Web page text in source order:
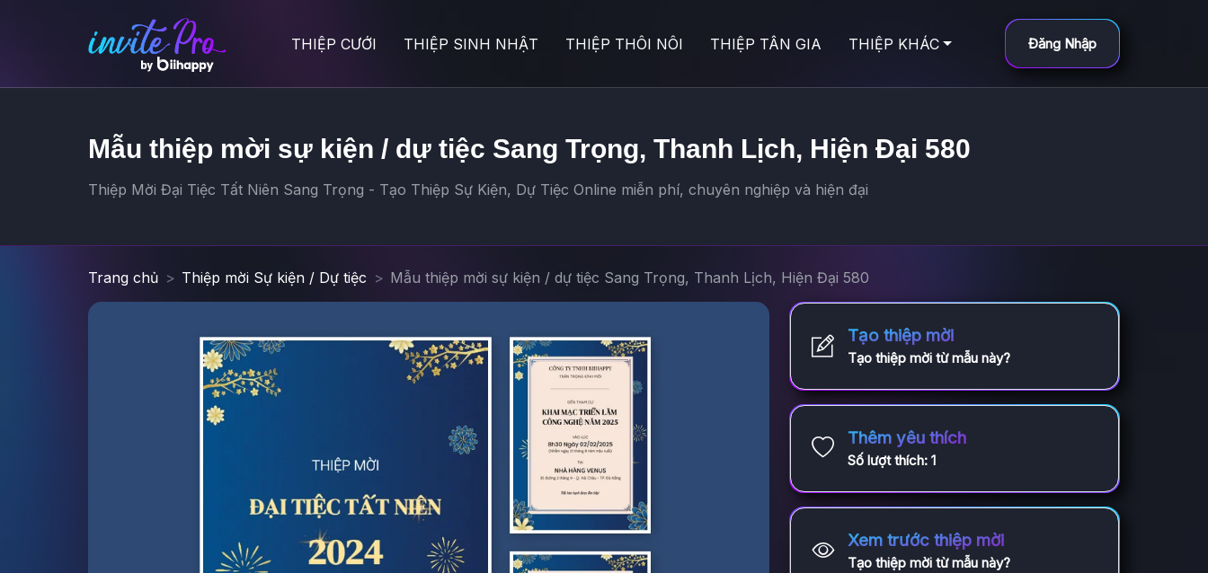
THIỆP CƯỚI THIỆP SINH NHẬT THIỆP THÔI NÔI THIỆP TÂN GIA THIỆP KHÁC Đăng Nhập
Mẫu thiệp mời sự kiện / dự tiệc Sang Trọng, Thanh Lịch, Hiện Đại 580
Thiệp Mời Đại Tiệc Tất Niên Sang Trọng - Tạo Thiệp Sự Kiện, Dự Tiệc Online miễn phí, chuyên nghiệp và hiện đại
Trang chủ Thiệp mời Sự kiện / Dự tiệc Mẫu thiệp mời sự kiện / dự tiệc Sang Trọng, Thanh Lịch, Hiện Đại 580
Tạo thiệp mời
Tạo thiệp mời từ mẫu này?
Thêm yêu thích
Số lượt thích: 1
Xem trước thiệp mời
Tạo thiệp mời từ mẫu này?